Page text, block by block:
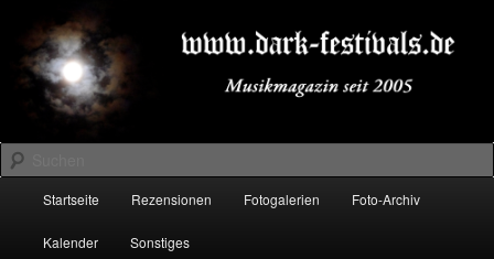
primären
Inhalt
springen
sekundären
Inhalt
springenDARK-FESTIVALS.DE
Suchen
Startseite Rezensionen Fotogalerien Foto-Archiv
Kalender Sonstiges